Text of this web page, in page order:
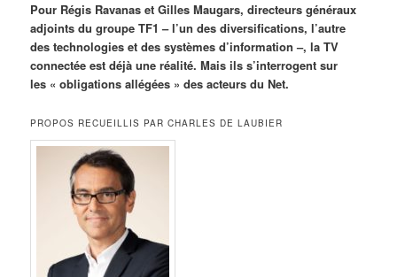
Pour Régis Ravanas et Gilles Maugars, directeurs généraux
adjoints du groupe TF1 – l’un des diversifications, l’autre
des technologies et des systèmes d’information –, la TV
connectée est déjà une réalité. Mais ils s’interrogent sur
les « obligations allégées » des acteurs du Net.
PROPOS RECUEILLIS PAR CHARLES DE LAUBIER